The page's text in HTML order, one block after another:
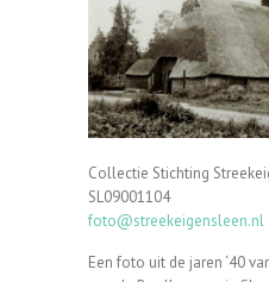
Collectie Stichting
SL09001104
foto@streekeigensleen.nl
Een foto uit de jaren ‘40